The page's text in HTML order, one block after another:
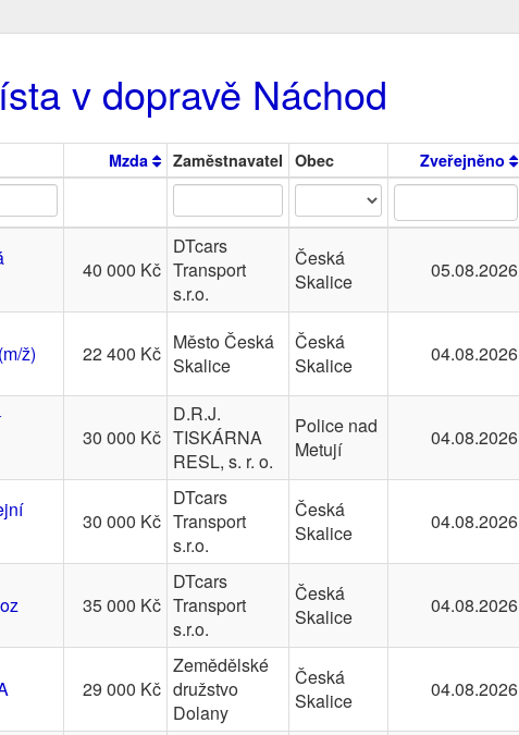
v dopravě Náchod
Mzda Zaměstnavatel Obec Zveřejněno
40 000 Kč
DTcars
Transport
s.r.o.
Česká
Skalice
05.08.2026
ž) 22 400 Kč Město Česká
Skalice
Česká
Skalice
04.08.2026
30 000 Kč
D.R.J.
TISKÁRNA
RESL, s. r. o.
Police nad
Metují
04.08.2026
30 000 Kč
DTcars
Transport
s.r.o.
Česká
Skalice
04.08.2026
35 000 Kč
DTcars
Transport
s.r.o.
Česká
Skalice
04.08.2026
29 000 Kč
Zemědělské
družstvo
Dolany
Česká
Skalice
04.08.2026